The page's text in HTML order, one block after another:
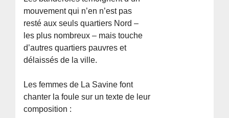
mouvement qui n’en n’est pas
resté aux seuls quartiers Nord –
les plus nombreux – mais touche
d’autres quartiers pauvres et
délaissés de la ville.
Les femmes de La Savine font
chanter la foule sur un texte de leur
composition :